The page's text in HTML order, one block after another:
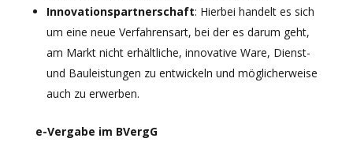
Innovationspartnerschaft: Hierbei handelt es sich
um eine neue Verfahrensart, bei der es darum geht,
am Markt nicht erhältliche, innovative Ware, Dienst-
und Bauleistungen zu entwickeln und möglicherweise
auch zu erwerben.
e-Vergabe im BVergG